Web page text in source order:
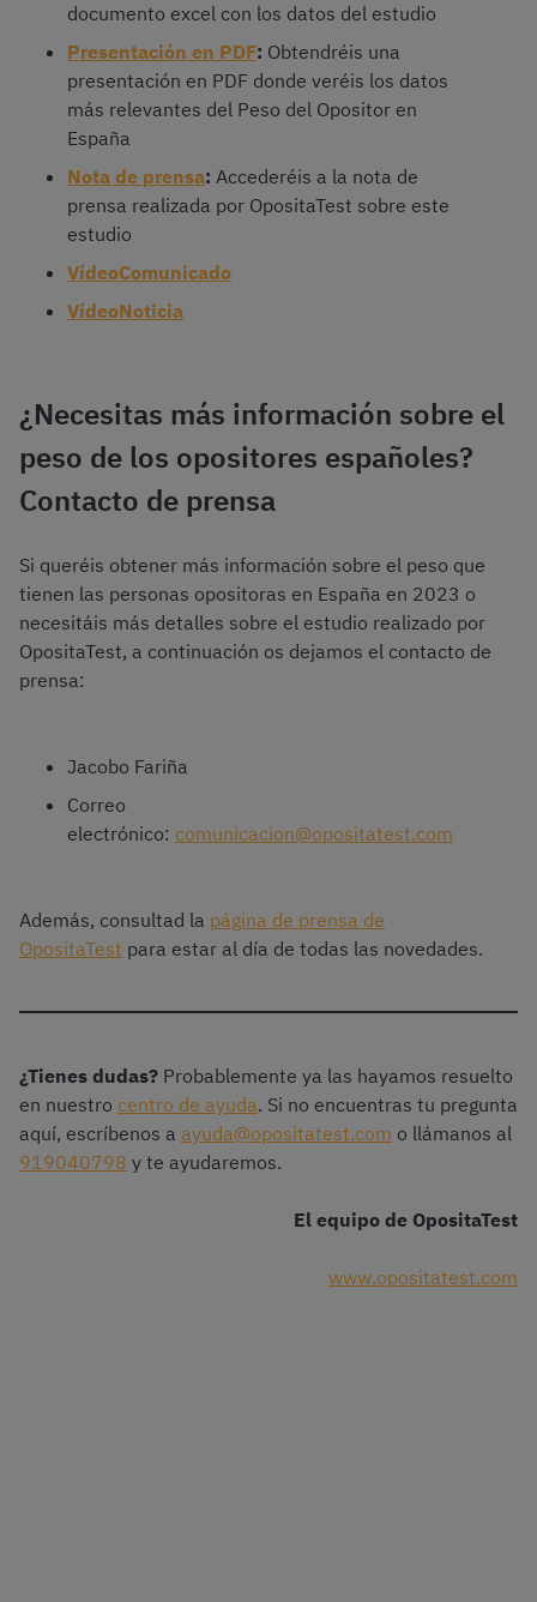
documento excel con los datos del estudio
Presentación en PDF: Obtendréis una
presentación en PDF donde veréis los datos
más relevantes del Peso del Opositor en
España
Nota de prensa: Accederéis a la nota de
prensa realizada por OpositaTest sobre este
estudio
VídeoComunicado
VídeoNoticia
¿Necesitas más información sobre el
peso de los opositores españoles?
Contacto de prensa
Si queréis obtener más información sobre el peso que
tienen las personas opositoras en España en 2023 o
necesitáis más detalles sobre el estudio realizado por
OpositaTest, a continuación os dejamos el contacto de
prensa:
Jacobo Fariña
Correo
electrónico: comunicacion@opositatest.com
Además, consultad la página de prensa de
OpositaTest para estar al día de todas las novedades.
¿Tienes dudas? Probablemente ya las hayamos resuelto
en nuestro centro de ayuda. Si no encuentras tu pregunta
aquí, escríbenos a ayuda@opositatest.com o llámanos al
919040798 y te ayudaremos.
El equipo de OpositaTest
www.opositatest.com